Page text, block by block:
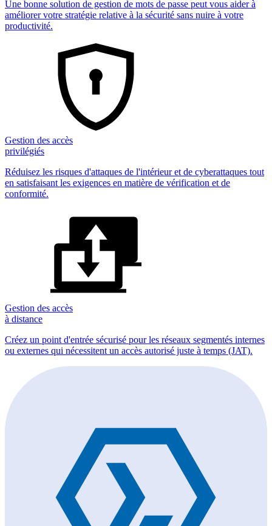
Une bonne solution de gestion de mots de passe peut vous aider à
améliorer votre stratégie relative à la sécurité sans nuire à votre
productivité.
Gestion des accès
privilégiés
Réduisez les risques d'attaques de l'intérieur et de cyberattaques tout
en satisfaisant les exigences en matière de vérification et de
conformité.
Gestion des accès
à distance
Créez un point d'entrée sécurisé pour les réseaux segmentés internes
ou externes qui nécessitent un accès autorisé juste à temps (JAT).